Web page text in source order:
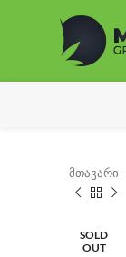
მთავარი
SOLD
OUT